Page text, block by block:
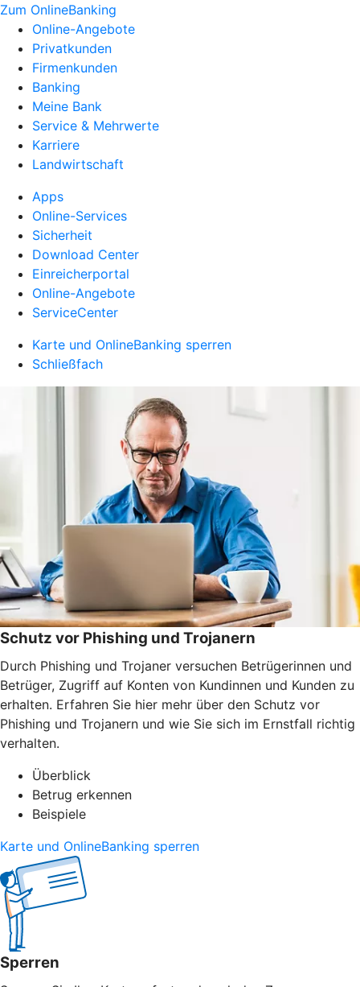
Zum OnlineBanking
Online-Angebote
Privatkunden
Firmenkunden
Banking
Meine Bank
Service & Mehrwerte
Karriere
Landwirtschaft
Apps
Online-Services
Sicherheit
Download Center
Einreicherportal
Online-Angebote
ServiceCenter
Karte und OnlineBanking sperren
Schließfach
Schutz vor Phishing und Trojanern
Durch Phishing und Trojaner versuchen Betrügerinnen und
Betrüger, Zugriff auf Konten von Kundinnen und Kunden zu
erhalten. Erfahren Sie hier mehr über den Schutz vor
Phishing und Trojanern und wie Sie sich im Ernstfall richtig
verhalten.
Überblick
Betrug erkennen
Beispiele
Karte und OnlineBanking sperren
Sperren